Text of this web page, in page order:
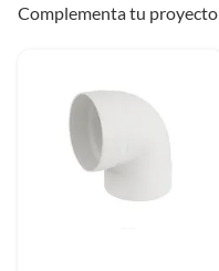
Complementa tu proyecto